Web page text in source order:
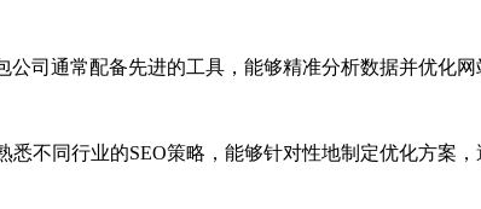
公司通常配备先进的工具，能够精准分析数据并优化网
悉不同行业的SEO策略，能够针对性地制定优化方案，